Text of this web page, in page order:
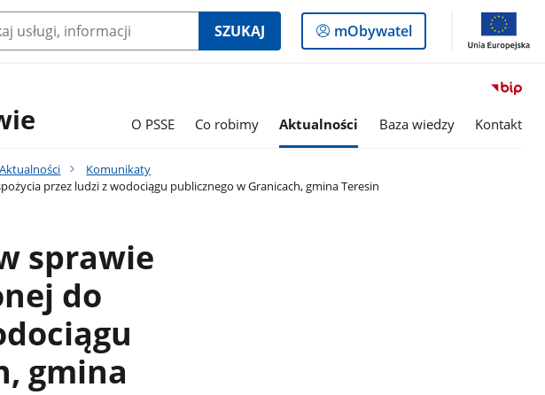
SZUKAJ
Logowanie
do
mObywatel
O PSSE Co robimy Aktualności Baza wiedzy Kontakt
Aktualności
Komunikaty
przez ludzi z wodociągu publicznego w Granicach, gmina Teresin
sprawie
do
gmina